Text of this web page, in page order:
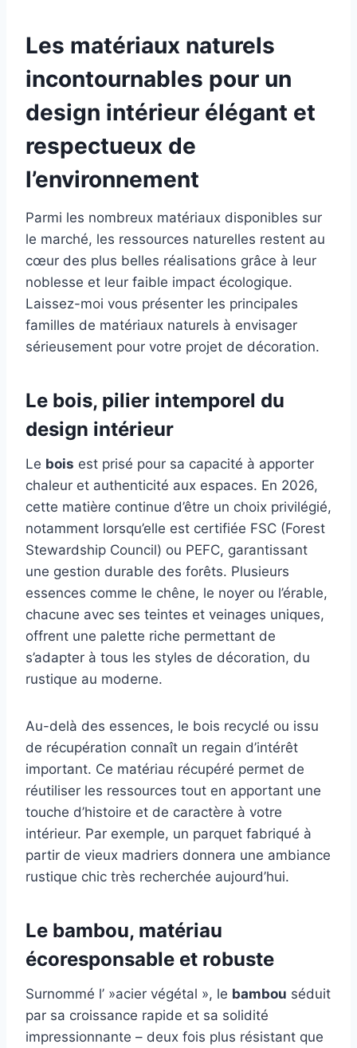
Les matériaux naturels
incontournables pour un
design intérieur élégant et
respectueux de
l’environnement
Parmi les nombreux matériaux disponibles sur
le marché, les ressources naturelles restent au
cœur des plus belles réalisations grâce à leur
noblesse et leur faible impact écologique.
Laissez-moi vous présenter les principales
familles de matériaux naturels à envisager
sérieusement pour votre projet de décoration.
Le bois, pilier intemporel du
design intérieur
Le bois est prisé pour sa capacité à apporter
chaleur et authenticité aux espaces. En 2026,
cette matière continue d’être un choix privilégié,
notamment lorsqu’elle est certifiée FSC (Forest
Stewardship Council) ou PEFC, garantissant
une gestion durable des forêts. Plusieurs
essences comme le chêne, le noyer ou l’érable,
chacune avec ses teintes et veinages uniques,
offrent une palette riche permettant de
s’adapter à tous les styles de décoration, du
rustique au moderne.
Au-delà des essences, le bois recyclé ou issu
de récupération connaît un regain d’intérêt
important. Ce matériau récupéré permet de
réutiliser les ressources tout en apportant une
touche d’histoire et de caractère à votre
intérieur. Par exemple, un parquet fabriqué à
partir de vieux madriers donnera une ambiance
rustique chic très recherchée aujourd’hui.
Le bambou, matériau
écoresponsable et robuste
Surnommé l’ »acier végétal », le bambou séduit
par sa croissance rapide et sa solidité
impressionnante – deux fois plus résistant que